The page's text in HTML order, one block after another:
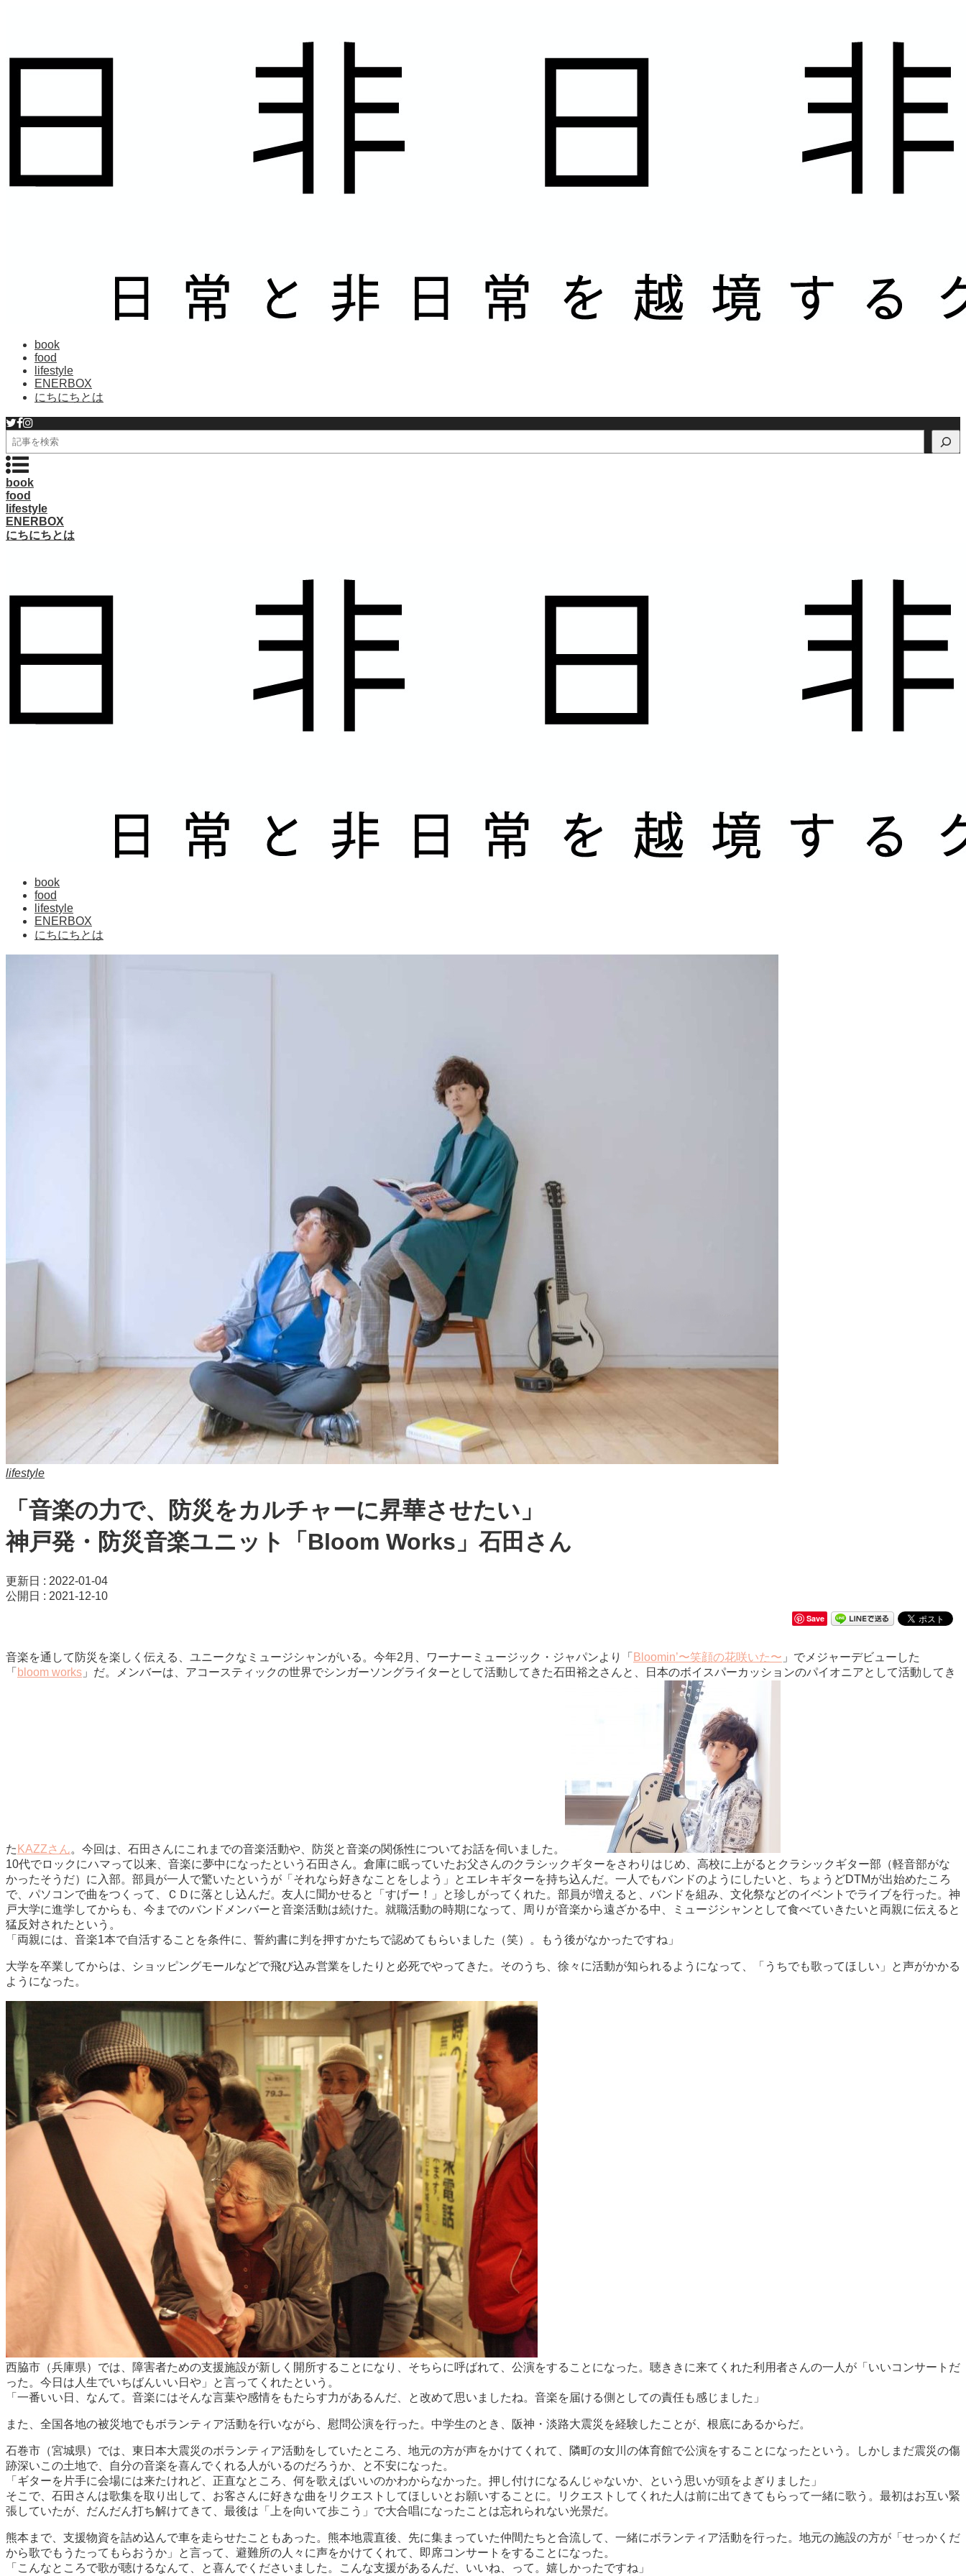
book
food
lifestyle
ENERBOX
にちにちとは
検
索
book
food
lifestyle
ENERBOX
にちにちとは
book
food
lifestyle
ENERBOX
にちにちとは
lifestyle
「音楽の力で、防災をカルチャーに昇華させたい」
神戸発・防災音楽ユニット「Bloom Works」石田さん
更新日 : 2022-01-04
公開日 : 2021-12-10
Save
音楽を通して防災を楽しく伝える、ユニークなミュージシャンがいる。今年2月、ワーナーミュージック・ジャパンより「 Bloomin’〜笑顔の花咲いた〜 」でメジャーデビューした
「 bloom works 」だ。メンバーは、アコースティックの世界でシンガーソングライターとして活動してきた石田裕之さんと、日本のボイスパーカッションのパイオニアとして活動してき
た KAZZさん。今回は、石田さんにこれまでの音楽活動や、防災と音楽の関係性についてお話を伺いました。
10代でロックにハマって以来、音楽に夢中になったという石田さん。倉庫に眠っていたお父さんのクラシックギターをさわりはじめ、高校に上がるとクラシックギター部（軽音部がな
かったそうだ）に入部。部員が一人で驚いたというが「それなら好きなことをしよう」とエレキギターを持ち込んだ。一人でもバンドのようにしたいと、ちょうどDTMが出始めたころ
で、パソコンで曲をつくって、ＣＤに落とし込んだ。友人に聞かせると「すげー！」と珍しがってくれた。部員が増えると、バンドを組み、文化祭などのイベントでライブを行った。神
戸大学に進学してからも、今までのバンドメンバーと音楽活動は続けた。就職活動の時期になって、周りが音楽から遠ざかる中、ミュージシャンとして食べていきたいと両親に伝えると
猛反対されたという。
「両親には、音楽1本で自活することを条件に、誓約書に判を押すかたちで認めてもらいました（笑）。もう後がなかったですね」
大学を卒業してからは、ショッピングモールなどで飛び込み営業をしたりと必死でやってきた。そのうち、徐々に活動が知られるようになって、「うちでも歌ってほしい」と声がかかる
ようになった。
西脇市（兵庫県）では、障害者ための支援施設が新しく開所することになり、そちらに呼ばれて、公演をすることになった。聴ききに来てくれた利用者さんの一人が「いいコンサートだ
った。今日は人生でいちばんいい日や」と言ってくれたという。
「一番いい日、なんて。音楽にはそんな言葉や感情をもたらす力があるんだ、と改めて思いましたね。音楽を届ける側としての責任も感じました」
また、全国各地の被災地でもボランティア活動を行いながら、慰問公演を行った。中学生のとき、阪神・淡路大震災を経験したことが、根底にあるからだ。
石巻市（宮城県）では、東日本大震災のボランティア活動をしていたところ、地元の方が声をかけてくれて、隣町の女川の体育館で公演をすることになったという。しかしまだ震災の傷
跡深いこの土地で、自分の音楽を喜んでくれる人がいるのだろうか、と不安になった。
「ギターを片手に会場には来たけれど、正直なところ、何を歌えばいいのかわからなかった。押し付けになるんじゃないか、という思いが頭をよぎりました」
そこで、石田さんは歌集を取り出して、お客さんに好きな曲をリクエストしてほしいとお願いすることに。リクエストしてくれた人は前に出てきてもらって一緒に歌う。最初はお互い緊
張していたが、だんだん打ち解けてきて、最後は「上を向いて歩こう」で大合唱になったことは忘れられない光景だ。
熊本まで、支援物資を詰め込んで車を走らせたこともあった。熊本地震直後、先に集まっていた仲間たちと合流して、一緒にボランティア活動を行った。地元の施設の方が「せっかくだ
から歌でもうたってもらおうか」と言って、避難所の人々に声をかけてくれて、即席コンサートをすることになった。
「こんなところで歌が聴けるなんて、と喜んでくださいました。こんな支援があるんだ、いいね、って。嬉しかったですね」